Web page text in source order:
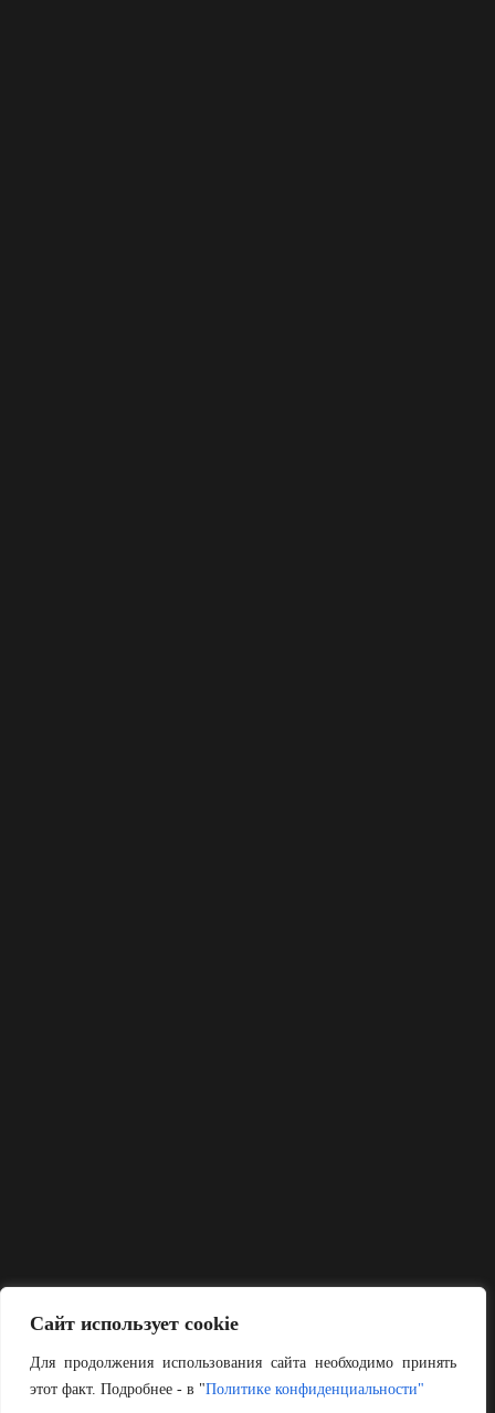
Сайт использует cookie
Для продолжения использования сайта необходимо принять
этот факт. Подробнее - в "Политике конфиденциальности"